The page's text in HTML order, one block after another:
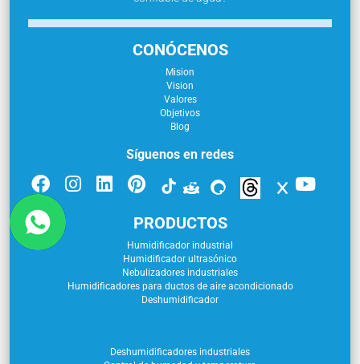
CONÓCENOS
Mision
Vision
Valores
Objetivos
Blog
Síguenos en redes
PRODUCTOS
Humidificador industrial
Humidificador ultrasónico
Nebulizadores industriales
Humidificadores para ductos de aire acondicionado
Deshumidificador
Deshumidificadores industriales